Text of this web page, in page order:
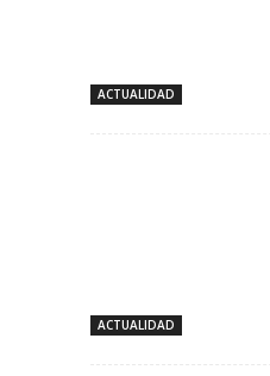
ACTUALIDAD
ACTUALIDAD